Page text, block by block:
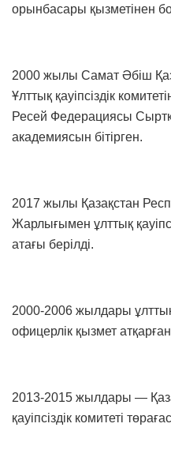
орынбасары қызметінен
2000 жылы Самат Әбіш
Ұлттық қауіпсіздік
Ресей Федерациясы
академиясын бітірген.
2017 жылы Қазақстан
Жарлығымен ұлттық
атағы берілді.
2000-2006 жылдары ұлттық
офицерлік қызмет
2013-2015 жылдары —
қауіпсіздік комитеті